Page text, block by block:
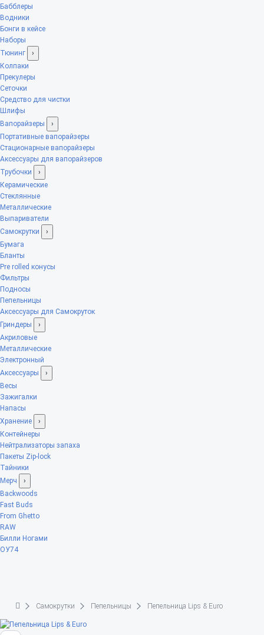
Бабблеры
Водники
Бонги в кейсе
Наборы
Тюнинг
›
Колпаки
Прекулеры
Сеточки
Средство для чистки
Шлифы
Вапорайзеры
›
Портативные вапорайзеры
Стационарные вапорайзеры
Аксессуары для вапорайзеров
Трубочки
›
Керамические
Стеклянные
Металлические
Выпариватели
Самокрутки
›
Бумага
Бланты
Pre rolled конусы
Фильтры
Подносы
Пепельницы
Аксессуары для Самокруток
Гриндеры
›
Акриловые
Металлические
Электронный
Аксессуары
›
Весы
Зажигалки
Напасы
Хранение
›
Контейнеры
Нейтрализаторы запаха
Пакеты Zip-lock
Тайники
Мерч
›
Backwoods
Fast Buds
From Ghetto
RAW
Билли Ногами
ОУ74
Самокрутки Пепельницы Пепельница Lips & Euro